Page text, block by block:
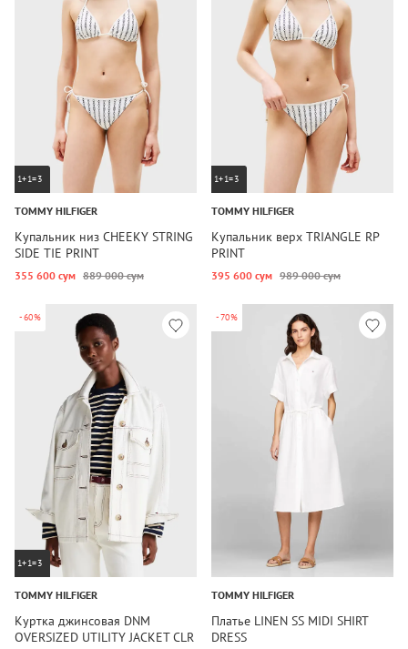
1+1=3
TOMMY HILFIGER
Купальник низ CHEEKY STRING
SIDE TIE PRINT
355 600 сум 889 000 сум
1+1=3
TOMMY HILFIGER
Купальник верх TRIANGLE RP
PRINT
395 600 сум 989 000 сум
-60%
1+1=3
TOMMY HILFIGER
Куртка джинсовая DNM
OVERSIZED UTILITY JACKET CLR
-70%
TOMMY HILFIGER
Платье LINEN SS MIDI SHIRT
DRESS